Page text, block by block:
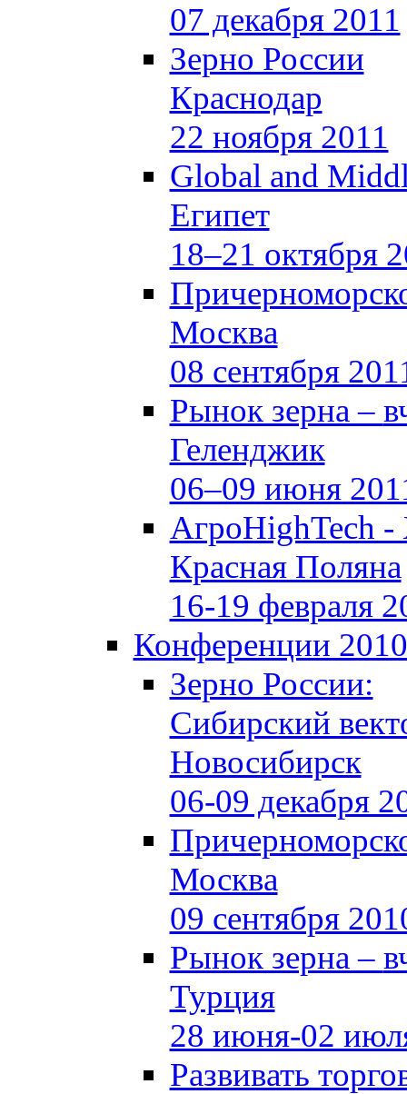
07 декабря 2011
Зерно России
Краснодар
22 ноября 2011
Global and
Египет
18–21 октября
Москва
08 сентября
Рынок зерна –
Геленджик
06–09 июня
АгроHighTech
Красная Поляна
16-19 февраля
Конференции 2010
Зерно России:
Сибирский
Новосибирск
06-09 декабря
Москва
09 сентября
Рынок зерна –
Турция
28 июня-02
Развивать